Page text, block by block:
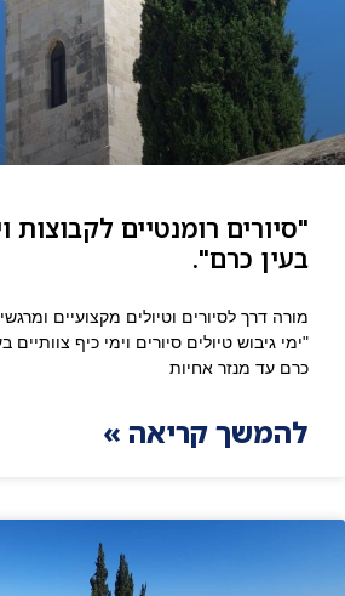
"סיורים רומנטיים לקבוצות
בעין כרם".
מורה דרך לסיורים וטיולים מקצועיים
"ימי גיבוש טיולים סיורים וימי כיף צוותיים
כרם עד מנזר אחיות
להמשך קריאה »